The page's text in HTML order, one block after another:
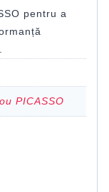
pentru a
PICASSO